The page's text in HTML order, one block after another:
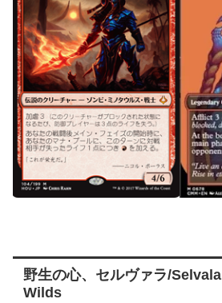
野生の心、セルヴァラ/
Wilds